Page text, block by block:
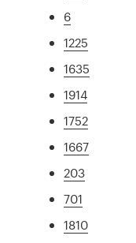
6
1225
1635
1914
1752
1667
203
701
1810